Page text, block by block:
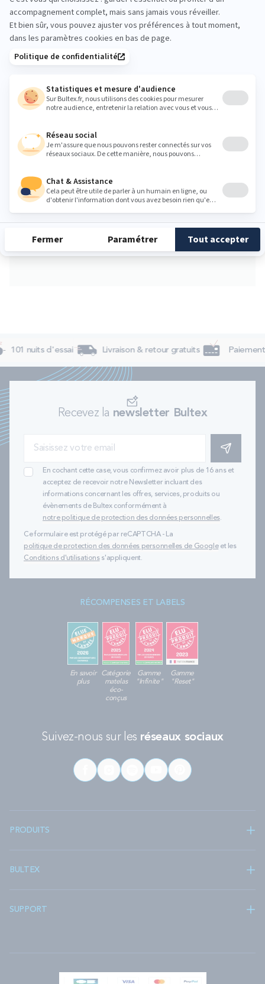
Passez en magasin pour comparer les conforts,
allongé·e sur plusieurs modèles. Prenez le temps
de ressentir le maintien, l’accueil et l’association
avec un sommier, avant de faire votre choix.
Heures
Lundi 10:00 - 20:00
Mardi 10:00 - 20:00
Mercredi 10:00 - 20:00
Jeudi 10:00 - 20:00
Vendredi 10:00 - 20:00
10:00 - 20:00
Dimanche Fermé
101 nuits d'essai Livraison & retour gratuits
Recevez la newsletter Bultex
S'INSCRIRE
En cochant cette case, vous confirmez avoir plus de 16 ans et
acceptez de recevoir notre Newsletter incluant des
informations concernant les offres, services, produits ou
évènements de Bultex conformément à
notre politique de protection des données personnelles.
Ce formulaire est protégé par reCAPTCHA - La
politique de protection des données personnelles de Googleet les
Conditions d'utilisationss'appliquent.
RÉCOMPENSES ET LABELS
En savoir
plus
Catégorie
matelas
éco-
conçus
Gamme
"Infinite"
Gamme
"Reset"
Suivez-nous sur les réseaux sociaux
PRODUITS
BULTEX
SUPPORT